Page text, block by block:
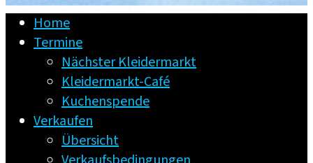
Home
Termine
Nächster Kleidermarkt
Kleidermarkt-Café
Kuchenspende
Verkaufen
Übersicht